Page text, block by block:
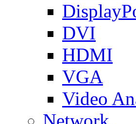
DVI
HDMI
VGA
Video